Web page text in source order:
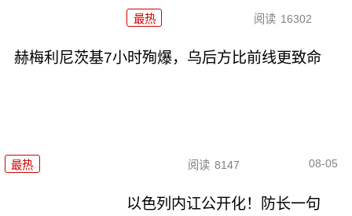
最热 阅读 16302
赫梅利尼茨基7小时殉爆，乌后方比前线更致命
最热 阅读 8147 08-05
以色列内讧公开化！防长一句